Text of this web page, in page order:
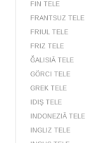
FIN TELE
FRANTSUZ TELE
FRIUL TELE
FRIZ TELE
ĞALISIÄ TELE
GÖRCI TELE
GREK TELE
IDIŞ TELE
INDONEZIÄ TELE
INGLIZ TELE